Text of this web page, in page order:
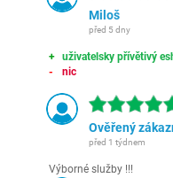
Miloš
před 5 dny
uživatelsky přívětivý
nic
Ověřený
před 1 týdnem
Výborné služby !!!